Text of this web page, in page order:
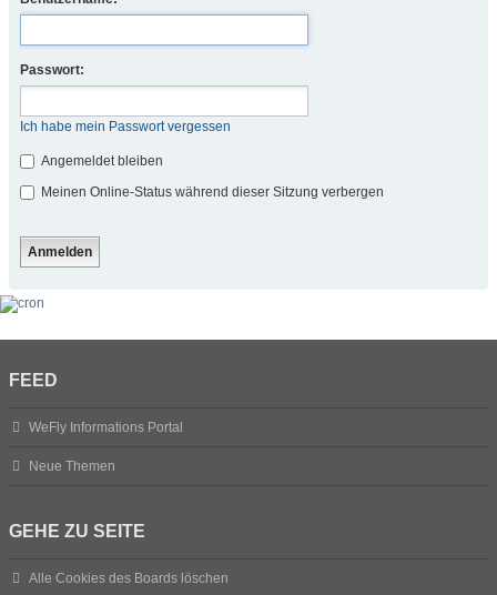
Passwort:
Ich habe mein Passwort vergessen
Angemeldet bleiben
Meinen Online-Status während dieser Sitzung verbergen
FEED
WeFly Informations Portal
Neue Themen
GEHE ZU SEITE
Alle Cookies des Boards löschen